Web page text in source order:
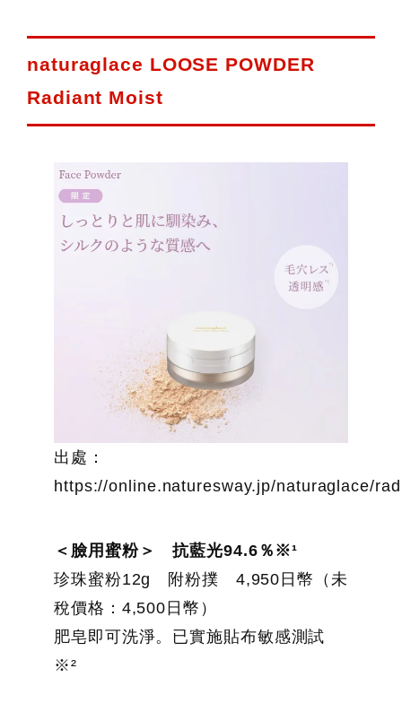
naturaglace LOOSE POWDER
Radiant Moist
出處：
https://online.naturesway.jp/naturaglace/
＜臉用蜜粉＞ 抗藍光94.6％※¹
珍珠蜜粉12g 附粉撲 4,950日幣（未
稅價格：4,500日幣）
肥皂即可洗淨。已實施貼布敏感測試
※²